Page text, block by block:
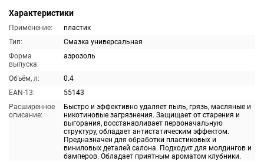
Характеристики
Применение:
пластик
Тип:
Смазка универсальная
Форма
выпуска:
аэрозоль
Объём, л:
0.4
EAN-13:
55143
Расширенное
описание:
Быстро и эффективно удаляет пыль, грязь, масляные и
никотиновые загрязнения. Защищает от старения и
выгорания, восстанавливает первоначальную
структуру, обладает антистатическим эффектом.
Предназначен для обработки пластиковых и
виниловых деталей салона. Подходит для молдингов и
бамперов. Обладает приятным ароматом клубники.